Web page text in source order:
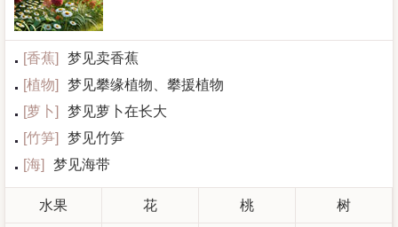
[香蕉]
梦见卖香蕉
[植物]
梦见攀缘植物、攀援植物
[萝卜]
梦见萝卜在长大
[竹笋]
梦见竹笋
[海] 梦见海带
水果 花 桃 树